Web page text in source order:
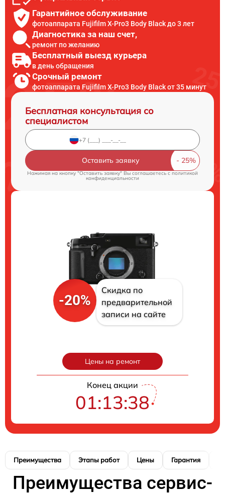
Гарантийное обслуживание
фотоаппарата Fujifilm X-Pro3 Body Black до 3 лет
Диагностика за наш счет,
ремонт по желанию
Бесплатный выезд курьера
в день обращения
Срочный ремонт
фотоаппарата Fujifilm X-Pro3 Body Black от 35 минут
Бесплатная консультация со
специалистом
Оставить заявку
Нажимая на кнопку "Оставить заявку" Вы соглашаетесь c политикой
конфиденциальности
-20%
Скидка по
предварительной
записи на сайте
Цены на ремонт
Конец акции
01:13:37
Преимущества Этапы работ Цены Гарантия
Преимущества сервис-